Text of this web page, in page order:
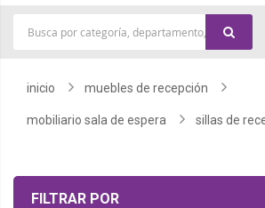
inicio muebles de recepción
mobiliario sala de espera sillas de
FILTRAR POR